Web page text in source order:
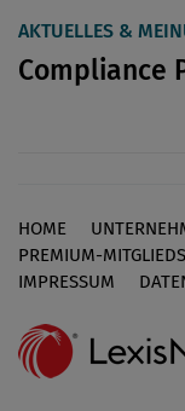
AKTUELLES &
Compliance
Footer
HOME
PREMIUM-
IMPRESSUM